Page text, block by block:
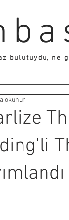
bulutuydu, ne
okunur